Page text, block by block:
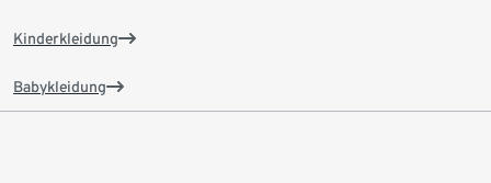
Kinderkleidung
Babykleidung